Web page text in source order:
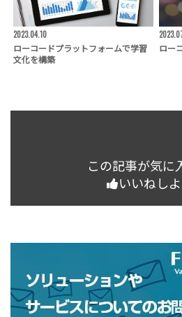
2023.04.10
ローコードプラットフォームで学習
文化を構築
ロー
この記事が気に
いいねしよ